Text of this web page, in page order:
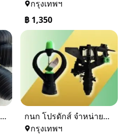
กรุงเทพฯ
฿ 1,350
ลูกยางบีบผสมเกสรสำหรับอินทผาลัม,อินทผาลัม,ผสมเกสร,ช่อ,เนื้อเยื่อ,ลูกบีบ,ลูกยาง,ที่บีบพ่น,ยางบีบพ่น,ที่เป่าพ่น
กนก โปรดักส์ จำหน่ายอุปกรณ์เกษตร เช่น สปริงเกอร์ ข้อต่อ PVC ข้อต่อ PE ฯลฯ คุณภาพคุ้มค่า ในราคายุติธรรม
กรุงเทพฯ